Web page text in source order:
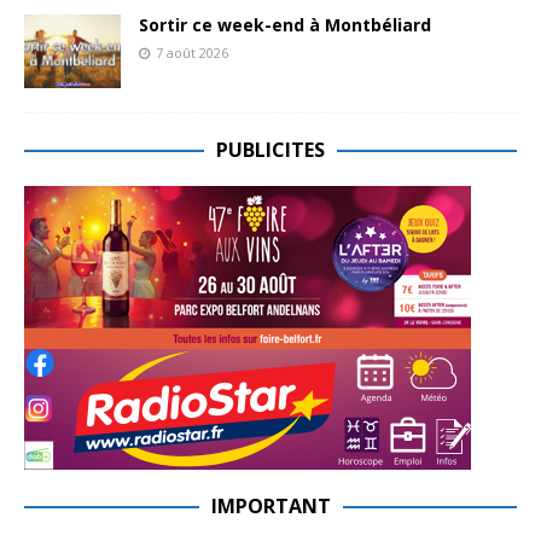
Sortir ce week-end à Montbéliard
7 août 2026
PUBLICITES
IMPORTANT